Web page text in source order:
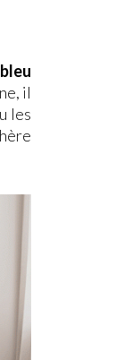
bleu
il
les